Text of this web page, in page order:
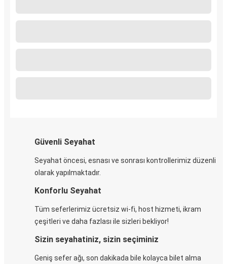
Güvenli Seyahat
Seyahat öncesi, esnası ve sonrası kontrollerimiz düzenli
olarak yapılmaktadır.
Konforlu Seyahat
Tüm seferlerimiz ücretsiz wi-fi, host hizmeti, ikram
çeşitleri ve daha fazlası ile sizleri bekliyor!
Sizin seyahatiniz, sizin seçiminiz
Geniş sefer ağı, son dakikada bile kolayca bilet alma